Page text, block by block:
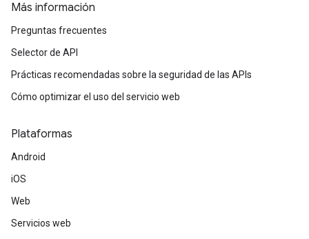
Más información
Preguntas frecuentes
Selector de API
Prácticas recomendadas sobre la seguridad de las APIs
Cómo optimizar el uso del servicio web
Plataformas
Android
iOS
Web
Servicios web